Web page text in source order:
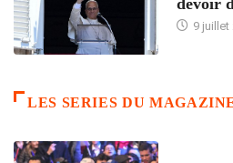
9 juillet
LES SERIES DU